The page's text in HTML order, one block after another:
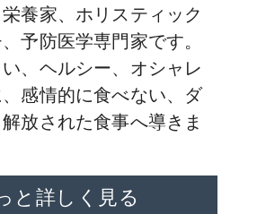
養家、ホリスティック
予防医学専門家です。
、ヘルシー、オシャレ
感情的に食べない、ダ
放された食事へ導きま
と詳しく見る